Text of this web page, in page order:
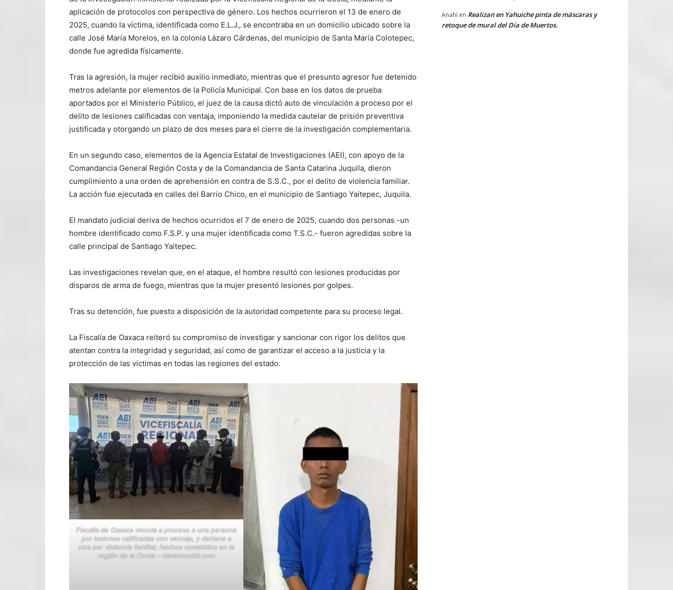
aplicación de protocolos con perspectiva de género. Los hechos ocurrieron el 13 de enero de
2025, cuando la víctima, identificada como E.L.J., se encontraba en un domicilio ubicado sobre la
calle José María Morelos, en la colonia Lázaro Cárdenas, del municipio de Santa María Colotepec,
donde fue agredida físicamente.
Tras la agresión, la mujer recibió auxilio inmediato, mientras que el presunto agresor fue detenido
metros adelante por elementos de la Policía Municipal. Con base en los datos de prueba
aportados por el Ministerio Público, el juez de la causa dictó auto de vinculación a proceso por el
delito de lesiones calificadas con ventaja, imponiendo la medida cautelar de prisión preventiva
justificada y otorgando un plazo de dos meses para el cierre de la investigación complementaria.
En un segundo caso, elementos de la Agencia Estatal de Investigaciones (AEI), con apoyo de la
Comandancia General Región Costa y de la Comandancia de Santa Catarina Juquila, dieron
cumplimiento a una orden de aprehensión en contra de S.S.C., por el delito de violencia familiar.
La acción fue ejecutada en calles del Barrio Chico, en el municipio de Santiago Yaitepec, Juquila.
El mandato judicial deriva de hechos ocurridos el 7 de enero de 2025, cuando dos personas -un
hombre identificado como F.S.P. y una mujer identificada como T.S.C.- fueron agredidas sobre la
calle principal de Santiago Yaitepec.
Las investigaciones revelan que, en el ataque, el hombre resultó con lesiones producidas por
disparos de arma de fuego, mientras que la mujer presentó lesiones por golpes.
Tras su detención, fue puesto a disposición de la autoridad competente para su proceso legal.
La Fiscalía de Oaxaca reiteró su compromiso de investigar y sancionar con rigor los delitos que
atentan contra la integridad y seguridad, así como de garantizar el acceso a la justicia y la
protección de las víctimas en todas las regiones del estado.
Fiscalía de Oaxaca vincula a proceso a una persona
por lesiones calificadas con ventaja, y detiene a
otra por violencia familiar, hechos cometidos en la
región de la Costa.- clamorsocial.com
Anahí en Realizan en Yahuiche pinta de máscaras y
retoque de mural del Día de Muertos.